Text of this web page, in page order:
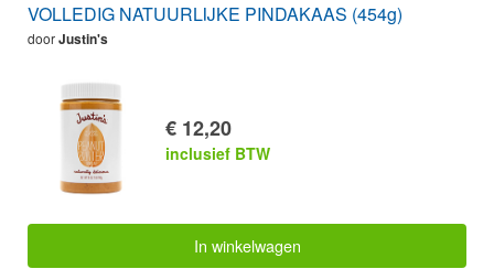
VOLLEDIG NATUURLIJKE PINDAKAAS (454g)
doorJustin's
€ 12,20
inclusief BTW
In winkelwagen